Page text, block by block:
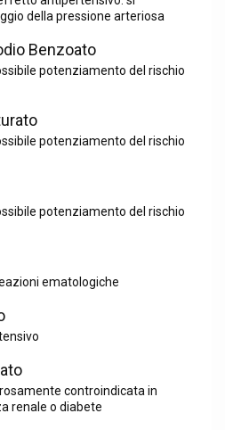
della pressione arteriosa
Benzoato
potenziamento del rischio
potenziamento del rischio
potenziamento del rischio
ematologiche
controindicata in
renale o diabete